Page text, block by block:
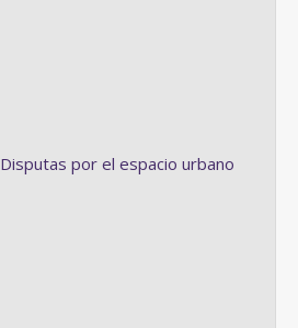
Disputas por el espacio urbano